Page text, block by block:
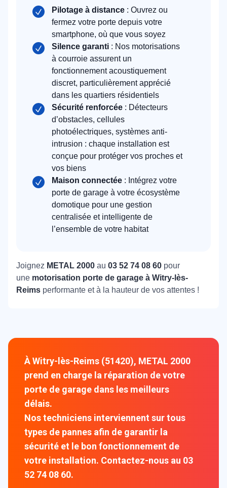
Pilotage à distance : Ouvrez ou
fermez votre porte depuis votre
smartphone, où que vous soyez
Silence garanti : Nos motorisations
à courroie assurent un
fonctionnement acoustiquement
discret, particulièrement apprécié
dans les quartiers résidentiels
Sécurité renforcée : Détecteurs
d’obstacles, cellules
photoélectriques, systèmes anti-
intrusion : chaque installation est
conçue pour protéger vos proches et
vos biens
Maison connectée : Intégrez votre
porte de garage à votre écosystème
domotique pour une gestion
centralisée et intelligente de
l’ensemble de votre habitat
Joignez METAL 2000 au 03 52 74 08 60 pour
une motorisation porte de garage à Witry-lès-
Reims performante et à la hauteur de vos attentes !
À Witry-lès-Reims (51420), METAL 2000
prend en charge la réparation de votre
porte de garage dans les meilleurs
délais.
Nos techniciens interviennent sur tous
types de pannes afin de garantir la
sécurité et le bon fonctionnement de
votre installation. Contactez-nous au 03
52 74 08 60.